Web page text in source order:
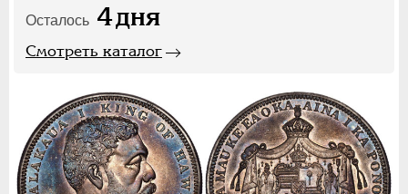
Осталось 4дня
Смотреть каталог